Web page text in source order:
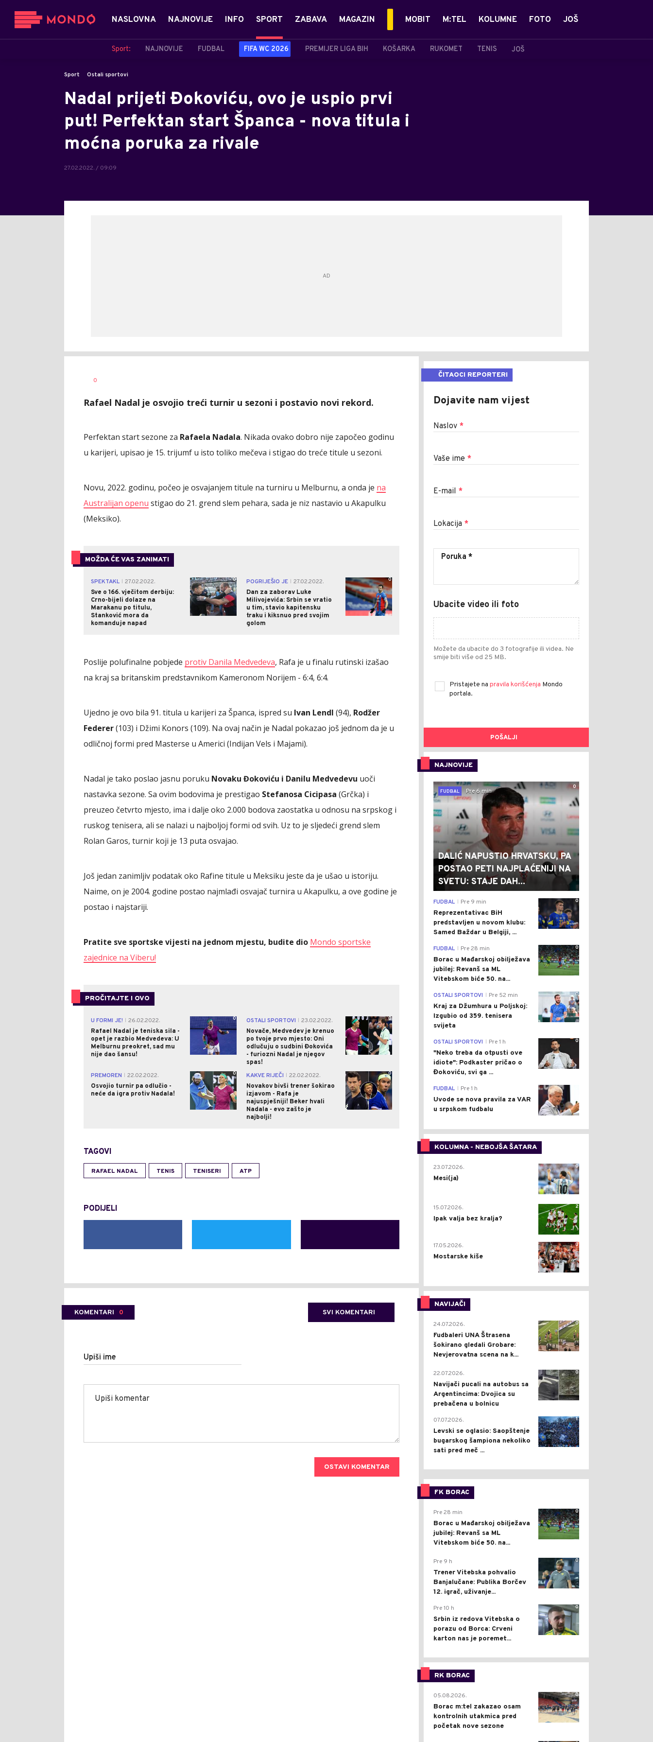
NASLOVNA NAJNOVIJE INFO SPORT
Sport: NAJNOVIJE FUDBAL FIFA WC 2026 PREMIJER LIGA BIH KOŠARKA RUKOMET TENIS JOŠ
ZABAVA MAGAZIN MOBIT M:TEL KOLUMNE FOTO JOŠ
Sport Ostali sportovi
Nadal prijeti Đokoviću, ovo je uspio prvi
put! Perfektan start Španca - nova titula i
moćna poruka za rivale
27.02.2022. / 09:09
AUTOR
0
Rafael Nadal je osvojio treći turnir u sezoni i postavio novi rekord.
Perfektan start sezone za Rafaela Nadala. Nikada ovako dobro nije započeo godinu
u karijeri, upisao je 15. trijumf u isto toliko mečeva i stigao do treće titule u sezoni.
Novu, 2022. godinu, počeo je osvajanjem titule na turniru u Melburnu, a onda je na
Australijan openu stigao do 21. grend slem pehara, sada je niz nastavio u Akapulku
(Meksiko).
MOŽDA ĆE VAS ZANIMATI
SPEKTAKL
27.02.2022.
Sve o 166. vječitom derbiju:
Crno-bijeli dolaze na
Marakanu po titulu,
Stanković mora da
komanduje napad
0 POGRIJEŠIO JE
27.02.2022.
Dan za zaborav Luke
Milivojevića: Srbin se vratio
u tim, stavio kapitensku
traku i kiksnuo pred svojim
golom
0
Poslije polufinalne pobjede protiv Danila Medvedeva, Rafa je u finalu rutinski izašao
na kraj sa britanskim predstavnikom Kameronom Norijem - 6:4, 6:4.
Ujedno je ovo bila 91. titula u karijeri za Španca, ispred su Ivan Lendl (94), Rodžer
Federer(103) i Džimi Konors (109). Na ovaj način je Nadal pokazao još jednom da je u
odličnoj formi pred Masterse u Americi (Indijan Vels i Majami).
Nadal je tako poslao jasnu poruku Novaku Đokoviću i Danilu Medvedevu uoči
nastavka sezone. Sa ovim bodovima je prestigao Stefanosa Cicipasa (Grčka) i
preuzeo četvrto mjesto, ima i dalje oko 2.000 bodova zaostatka u odnosu na srpskog i
ruskog tenisera, ali se nalazi u najboljoj formi od svih. Uz to je sljedeći grend slem
Rolan Garos, turnir koji je 13 puta osvajao.
Još jedan zanimljiv podatak oko Rafine titule u Meksiku jeste da je ušao u istoriju.
Naime, on je 2004. godine postao najmlađi osvajač turnira u Akapulku, a ove godine je
postao i najstariji.
Pratite sve sportske vijesti na jednom mjestu, budite dio Mondo sportske
zajednice na Viberu!
PROČITAJTE I OVO
U FORMI JE!
26.02.2022.
Rafael Nadal je teniska sila -
opet je razbio Medvedeva: U
Melburnu preokret, sad mu
nije dao šansu!
0 OSTALI SPORTOVI
23.02.2022.
Novače, Medvedev je krenuo
po tvoje prvo mjesto: Oni
odlučuju o sudbini Đokovića
- furiozni Nadal je njegov
spas!
0
PREMOREN
22.02.2022.
Osvojio turnir pa odlučio -
neće da igra protiv Nadala!
0 KAKVE RIJEČI
22.02.2022.
Novakov bivši trener šokirao
izjavom - Rafa je
najuspješniji! Beker hvali
Nadala - evo zašto je
najbolji!
0
TAGOVI
RAFAEL NADAL TENIS TENISERI ATP
PODIJELI
KOMENTARI 0 SVI KOMENTARI
Upiši ime
OSTAVI KOMENTAR
ČITAOCI REPORTERI
Dojavite nam vijest
Naslov *
Vaše ime *
E-mail *
Lokacija *
Ubacite video ili foto
Možete da ubacite do 3 fotografije ili videa. Ne
smije biti više od 25 MB.
Pristajete na pravila korišćenja Mondo
portala.
POŠALJI
NAJNOVIJE
0
FUDBAL
Pre 6 min
DALIĆ NAPUSTIO HRVATSKU, PA
POSTAO PETI NAJPLAĆENIJI NA
SVETU: STAJE DAH...
0
FUDBAL Pre 9 min
Reprezentativac BiH
predstavljen u novom klubu:
Samed Baždar u Belgiji, ...
0
FUDBAL Pre 28 min
Borac u Mađarskoj obilježava
jubilej: Revanš sa ML
Vitebskom biće 50. na...
0
OSTALI SPORTOVI Pre 52 min
Kraj za Džumhura u Poljskoj:
Izgubio od 359. tenisera
svijeta
0
OSTALI SPORTOVI Pre 1 h
"Neko treba da otpusti ove
idiote": Podkaster pričao o
Đokoviću, svi ga ...
FUDBAL Pre 1 h
Uvode se nova pravila za VAR
u srpskom fudbalu
KOLUMNA - NEBOJŠA ŠATARA
0
23.07.2026.
Mesi(ja)
2
15.07.2026.
Ipak valja bez kralja?
0
17.05.2026.
Mostarske kiše
NAVIJAČI
0
24.07.2026.
Fudbaleri UNA Štrasena
šokirano gledali Grobare:
Nevjerovatna scena na k...
0
22.07.2026.
Navijači pucali na autobus sa
Argentincima: Dvojica su
prebačena u bolnicu
1
07.07.2026.
Levski se oglasio: Saopštenje
bugarskog šampiona nekoliko
sati pred meč ...
FK BORAC
0
Pre 28 min
Borac u Mađarskoj obilježava
jubilej: Revanš sa ML
Vitebskom biće 50. na...
0
Pre 9 h
Trener Vitebska pohvalio
Banjalučane: Publika Borčev
12. igrač, uživanje...
0
Pre 10 h
Srbin iz redova Vitebska o
porazu od Borca: Crveni
karton nas je poremet...
RK BORAC
0
05.08.2026.
Borac m:tel zakazao osam
kontrolnih utakmica pred
početak nove sezone